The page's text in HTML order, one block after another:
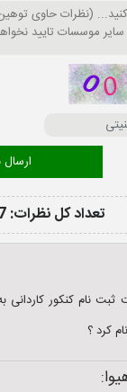
تعداد کل نظرات: 27
نام کنکور کاردانی
کرد ؟